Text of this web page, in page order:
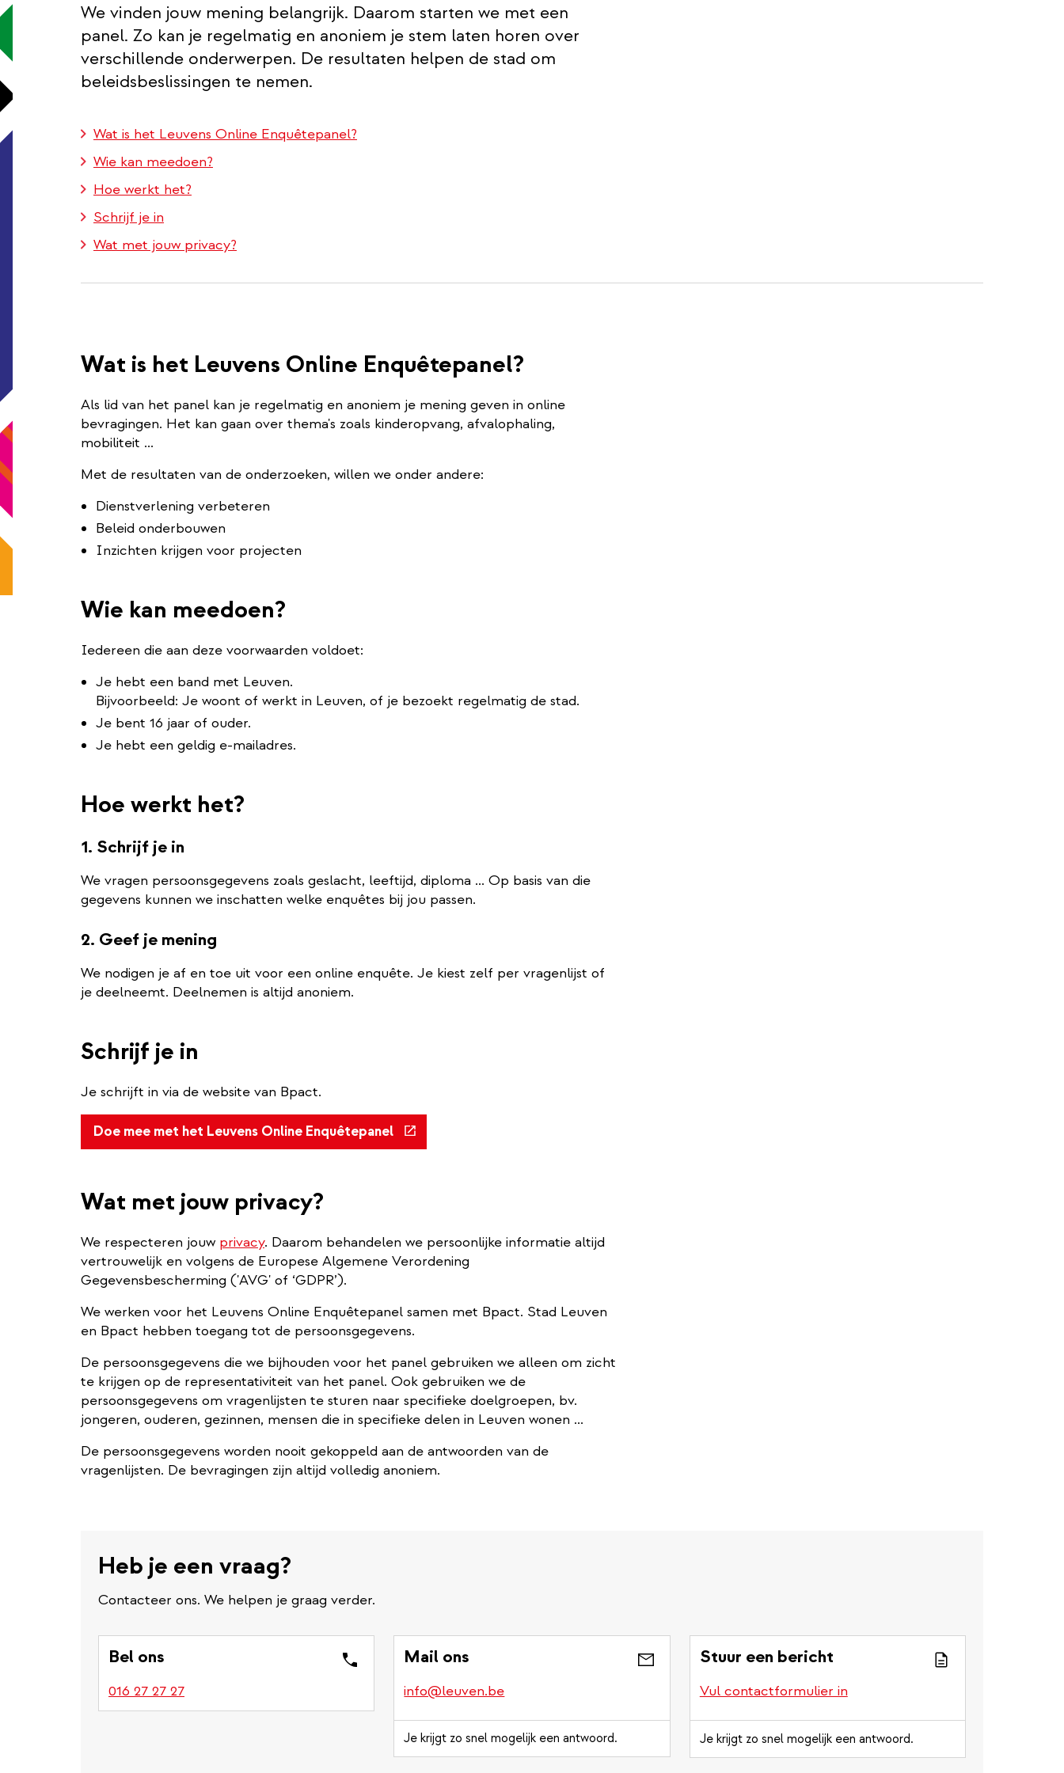
We vinden jouw mening belangrijk. Daarom starten we met een
panel. Zo kan je regelmatig en anoniem je stem laten horen over
verschillende onderwerpen. De resultaten helpen de stad om
beleidsbeslissingen te nemen.
Wat is het Leuvens Online Enquêtepanel?
Wie kan meedoen?
Hoe werkt het?
Schrijf je in
Wat met jouw privacy?
Wat is het Leuvens Online Enquêtepanel?
Als lid van het panel kan je regelmatig en anoniem je mening geven in online
bevragingen. Het kan gaan over thema's zoals kinderopvang, afvalophaling,
mobiliteit ...
Met de resultaten van de onderzoeken, willen we onder andere:
Dienstverlening verbeteren
Beleid onderbouwen
Inzichten krijgen voor projecten
Wie kan meedoen?
Iedereen die aan deze voorwaarden voldoet:
Je hebt een band met Leuven.
Bijvoorbeeld: Je woont of werkt in Leuven, of je bezoekt regelmatig de stad.
Je bent 16 jaar of ouder.
Je hebt een geldig e-mailadres.
Hoe werkt het?
1. Schrijf je in
We vragen persoonsgegevens zoals geslacht, leeftijd, diploma ... Op basis van die
gegevens kunnen we inschatten welke enquêtes bij jou passen.
2. Geef je mening
We nodigen je af en toe uit voor een online enquête. Je kiest zelf per vragenlijst of
je deelneemt. Deelnemen is altijd anoniem.
Schrijf je in
Je schrijft in via de website van Bpact.
Doe mee met het Leuvens Online Enquêtepanel(externe
link)
Wat met jouw privacy?
We respecteren jouw privacy. Daarom behandelen we persoonlijke informatie altijd
vertrouwelijk en volgens de Europese Algemene Verordening
Gegevensbescherming ('AVG' of ‘GDPR’).
We werken voor het Leuvens Online Enquêtepanel samen met Bpact. Stad Leuven
en Bpact hebben toegang tot de persoonsgegevens.
De persoonsgegevens die we bijhouden voor het panel gebruiken we alleen om zicht
te krijgen op de representativiteit van het panel. Ook gebruiken we de
persoonsgegevens om vragenlijsten te sturen naar specifieke doelgroepen, bv.
jongeren, ouderen, gezinnen, mensen die in specifieke delen in Leuven wonen ...
De persoonsgegevens worden nooit gekoppeld aan de antwoorden van de
vragenlijsten. De bevragingen zijn altijd volledig anoniem.
Heb je een vraag?
Contacteer ons. We helpen je graag verder.
Bel ons
016 27 27 27
Mail ons
info@leuven.be
Je krijgt zo snel mogelijk een antwoord.
Stuur een bericht
Vul contactformulier in
Je krijgt zo snel mogelijk een antwoord.